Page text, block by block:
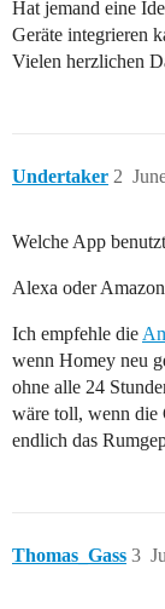
Hat jemand eine
Geräte integrieren
Vielen herzlichen
Undertaker 2
Welche App
Alexa oder
Ich empfehle die
wenn Homey neu
ohne alle 24
wäre toll, wenn die
endlich das
Thomas_Gass 3